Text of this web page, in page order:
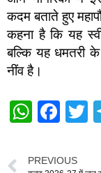
कदम बताते हुए
कहना है कि यह
बल्कि यह धमतरी
नींव है।
W
at
F
c
T
PREVIOUS